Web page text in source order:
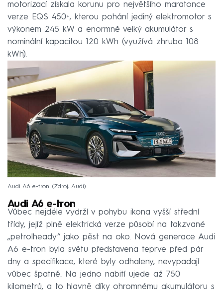
motorizací získala korunu pro největšího maratonce
verze EQS 450+, kterou pohání jediný elektromotor s
výkonem 245 kW a enormně velký akumulátor s
nominální kapacitou 120 kWh (využívá zhruba 108
kWh).
Audi A6 e-tron Zdroj: Audi
Audi A6 e-tron
Vůbec nejdéle vydrží v pohybu ikona vyšší střední
třídy, jejíž plně elektrická verze působí na takzvané
„petrolheady“ jako pěst na oko. Nová generace Audi
A6 e-tron byla světu představena teprve před pár
dny a specifikace, které byly odhaleny, nevypadají
vůbec špatně. Na jedno nabití ujede až 750
kilometrů, a to hlavně díky ohromnému akumulátoru s